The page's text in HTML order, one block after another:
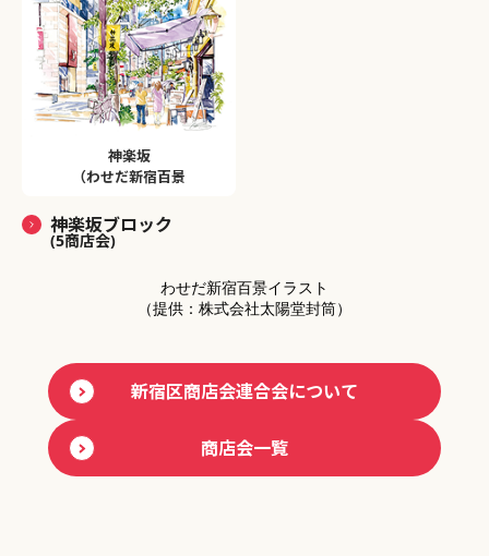
神楽坂
（わせだ新宿百景
神楽坂ブロック
(5商店会)
わせだ新宿百景イラスト
（提供：株式会社太陽堂封筒）
新宿区商店会連合会について
商店会一覧